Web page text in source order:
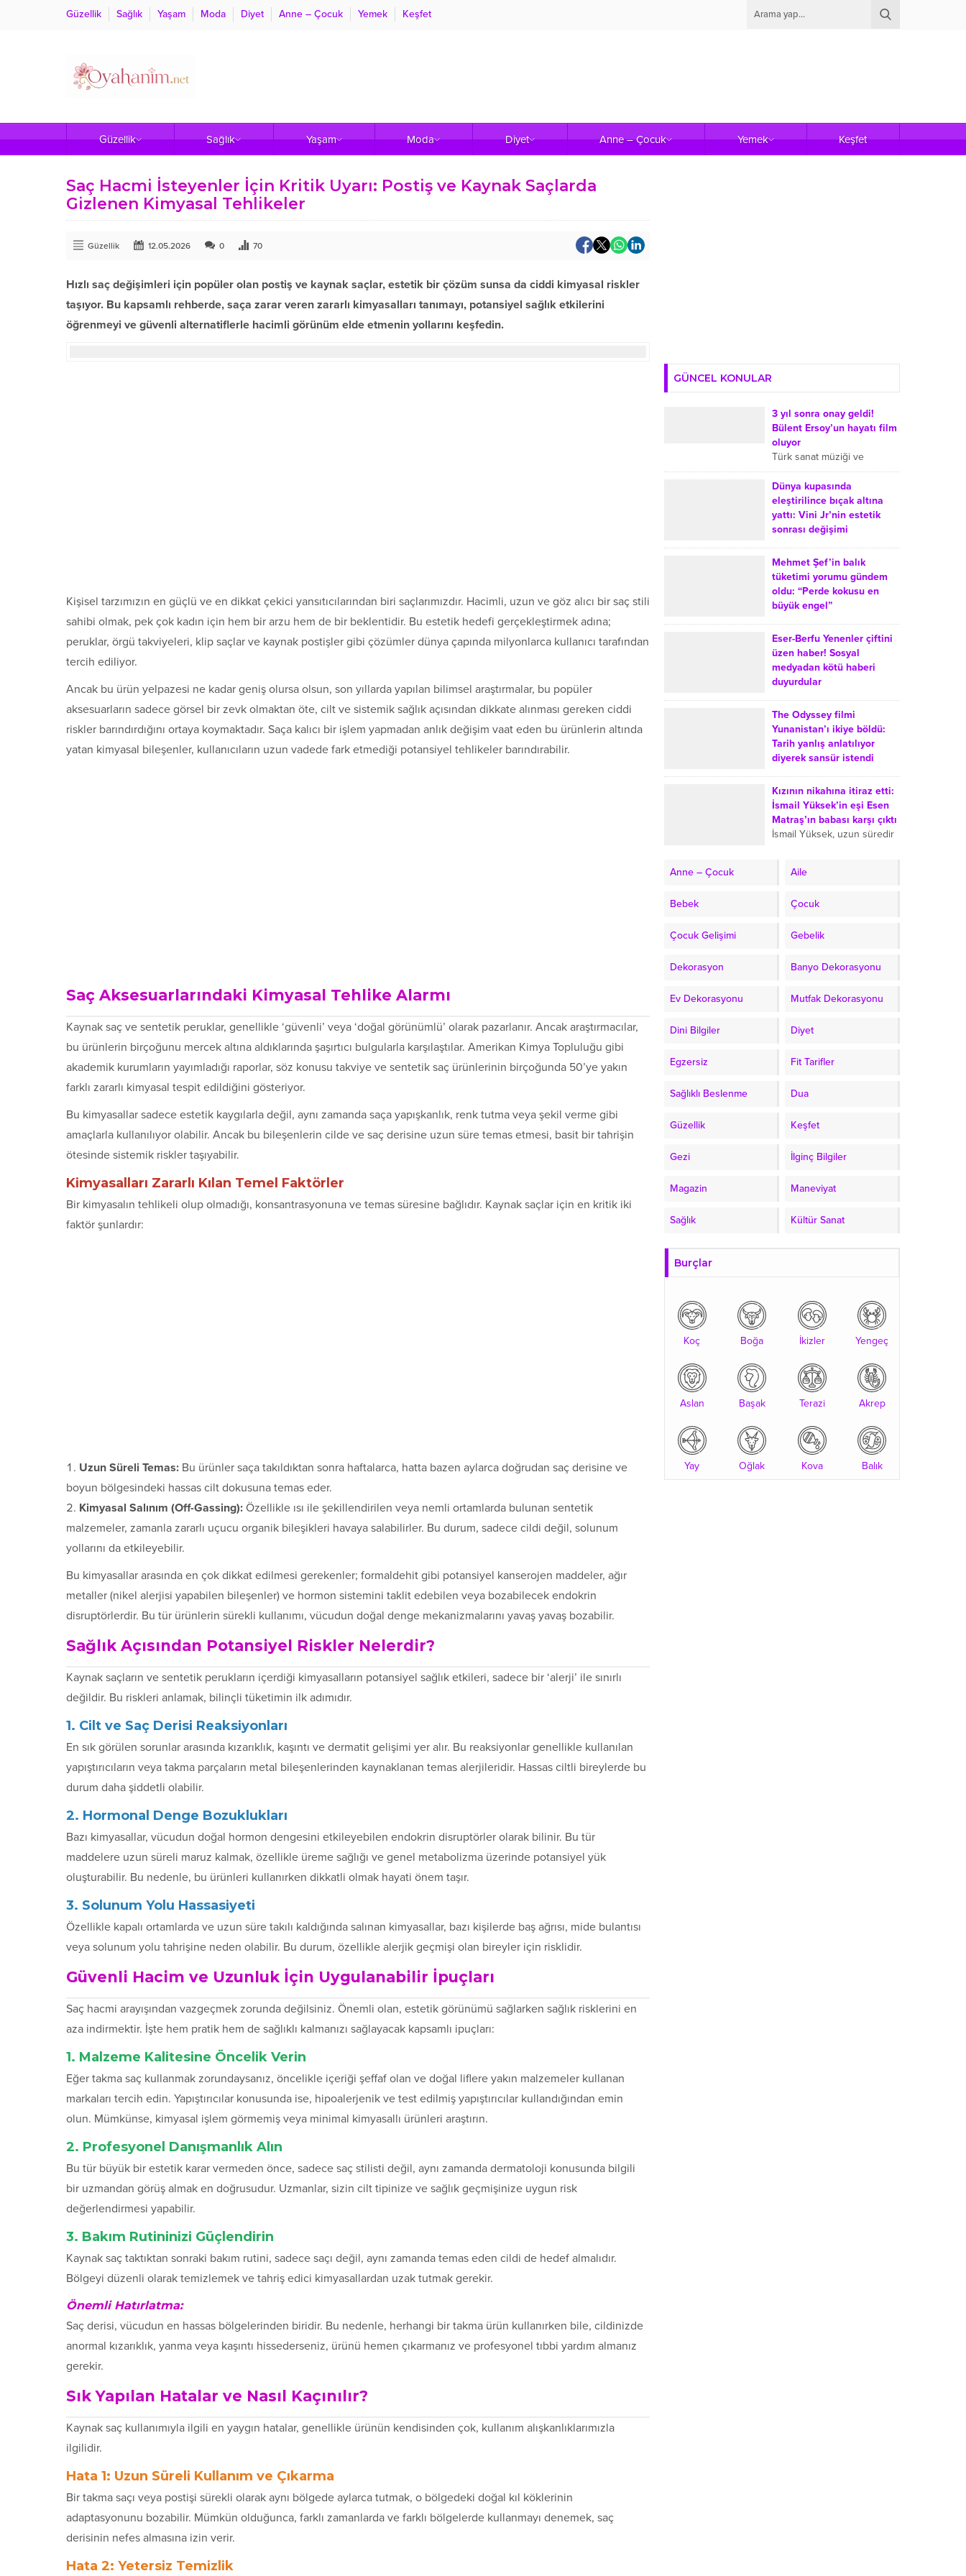
Güzellik Sağlık Yaşam Moda Diyet Anne – Çocuk Yemek Keşfet
Güzellik Sağlık Yaşam Moda Diyet Anne – Çocuk Yemek Keşfet
Saç Hacmi İsteyenler İçin Kritik Uyarı: Postiş ve Kaynak Saçlarda
Gizlenen Kimyasal Tehlikeler
Güzellik 12.05.2026 0 70
Hızlı saç değişimleri için popüler olan postiş ve kaynak saçlar, estetik bir çözüm sunsa da ciddi kimyasal riskler
taşıyor. Bu kapsamlı rehberde, saça zarar veren zararlı kimyasalları tanımayı, potansiyel sağlık etkilerini
öğrenmeyi ve güvenli alternatiflerle hacimli görünüm elde etmenin yollarını keşfedin.
Kişisel tarzımızın en güçlü ve en dikkat çekici yansıtıcılarından biri saçlarımızdır. Hacimli, uzun ve göz alıcı bir saç stili
sahibi olmak, pek çok kadın için hem bir arzu hem de bir beklentidir. Bu estetik hedefi gerçekleştirmek adına;
peruklar, örgü takviyeleri, klip saçlar ve kaynak postişler gibi çözümler dünya çapında milyonlarca kullanıcı tarafından
tercih ediliyor.
Ancak bu ürün yelpazesi ne kadar geniş olursa olsun, son yıllarda yapılan bilimsel araştırmalar, bu popüler
aksesuarların sadece görsel bir zevk olmaktan öte, cilt ve sistemik sağlık açısından dikkate alınması gereken ciddi
riskler barındırdığını ortaya koymaktadır. Saça kalıcı bir işlem yapmadan anlık değişim vaat eden bu ürünlerin altında
yatan kimyasal bileşenler, kullanıcıların uzun vadede fark etmediği potansiyel tehlikeler barındırabilir.
Saç Aksesuarlarındaki Kimyasal Tehlike Alarmı
Kaynak saç ve sentetik peruklar, genellikle ‘güvenli’ veya ‘doğal görünümlü’ olarak pazarlanır. Ancak araştırmacılar,
bu ürünlerin birçoğunu mercek altına aldıklarında şaşırtıcı bulgularla karşılaştılar. Amerikan Kimya Topluluğu gibi
akademik kurumların yayımladığı raporlar, söz konusu takviye ve sentetik saç ürünlerinin birçoğunda 50’ye yakın
farklı zararlı kimyasal tespit edildiğini gösteriyor.
Bu kimyasallar sadece estetik kaygılarla değil, aynı zamanda saça yapışkanlık, renk tutma veya şekil verme gibi
amaçlarla kullanılıyor olabilir. Ancak bu bileşenlerin cilde ve saç derisine uzun süre temas etmesi, basit bir tahrişin
ötesinde sistemik riskler taşıyabilir.
Kimyasalları Zararlı Kılan Temel Faktörler
Bir kimyasalın tehlikeli olup olmadığı, konsantrasyonuna ve temas süresine bağlıdır. Kaynak saçlar için en kritik iki
faktör şunlardır:
Uzun Süreli Temas: Bu ürünler saça takıldıktan sonra haftalarca, hatta bazen aylarca doğrudan saç derisine ve
boyun bölgesindeki hassas cilt dokusuna temas eder.
Kimyasal Salınım (Off-Gassing): Özellikle ısı ile şekillendirilen veya nemli ortamlarda bulunan sentetik
malzemeler, zamanla zararlı uçucu organik bileşikleri havaya salabilirler. Bu durum, sadece cildi değil, solunum
yollarını da etkileyebilir.
Bu kimyasallar arasında en çok dikkat edilmesi gerekenler; formaldehit gibi potansiyel kanserojen maddeler, ağır
metaller (nikel alerjisi yapabilen bileşenler) ve hormon sistemini taklit edebilen veya bozabilecek endokrin
disruptörlerdir. Bu tür ürünlerin sürekli kullanımı, vücudun doğal denge mekanizmalarını yavaş yavaş bozabilir.
Sağlık Açısından Potansiyel Riskler Nelerdir?
Kaynak saçların ve sentetik perukların içerdiği kimyasalların potansiyel sağlık etkileri, sadece bir ‘alerji’ ile sınırlı
değildir. Bu riskleri anlamak, bilinçli tüketimin ilk adımıdır.
1. Cilt ve Saç Derisi Reaksiyonları
En sık görülen sorunlar arasında kızarıklık, kaşıntı ve dermatit gelişimi yer alır. Bu reaksiyonlar genellikle kullanılan
yapıştırıcıların veya takma parçaların metal bileşenlerinden kaynaklanan temas alerjileridir. Hassas ciltli bireylerde bu
durum daha şiddetli olabilir.
2. Hormonal Denge Bozuklukları
Bazı kimyasallar, vücudun doğal hormon dengesini etkileyebilen endokrin disruptörler olarak bilinir. Bu tür
maddelere uzun süreli maruz kalmak, özellikle üreme sağlığı ve genel metabolizma üzerinde potansiyel yük
oluşturabilir. Bu nedenle, bu ürünleri kullanırken dikkatli olmak hayati önem taşır.
3. Solunum Yolu Hassasiyeti
Özellikle kapalı ortamlarda ve uzun süre takılı kaldığında salınan kimyasallar, bazı kişilerde baş ağrısı, mide bulantısı
veya solunum yolu tahrişine neden olabilir. Bu durum, özellikle alerjik geçmişi olan bireyler için risklidir.
Güvenli Hacim ve Uzunluk İçin Uygulanabilir İpuçları
Saç hacmi arayışından vazgeçmek zorunda değilsiniz. Önemli olan, estetik görünümü sağlarken sağlık risklerini en
aza indirmektir. İşte hem pratik hem de sağlıklı kalmanızı sağlayacak kapsamlı ipuçları:
1. Malzeme Kalitesine Öncelik Verin
Eğer takma saç kullanmak zorundaysanız, öncelikle içeriği şeffaf olan ve doğal liflere yakın malzemeler kullanan
markaları tercih edin. Yapıştırıcılar konusunda ise, hipoalerjenik ve test edilmiş yapıştırıcılar kullandığından emin
olun. Mümkünse, kimyasal işlem görmemiş veya minimal kimyasallı ürünleri araştırın.
2. Profesyonel Danışmanlık Alın
Bu tür büyük bir estetik karar vermeden önce, sadece saç stilisti değil, aynı zamanda dermatoloji konusunda bilgili
bir uzmandan görüş almak en doğrusudur. Uzmanlar, sizin cilt tipinize ve sağlık geçmişinize uygun risk
değerlendirmesi yapabilir.
3. Bakım Rutininizi Güçlendirin
Kaynak saç taktıktan sonraki bakım rutini, sadece saçı değil, aynı zamanda temas eden cildi de hedef almalıdır.
Bölgeyi düzenli olarak temizlemek ve tahriş edici kimyasallardan uzak tutmak gerekir.
Önemli Hatırlatma:
Saç derisi, vücudun en hassas bölgelerinden biridir. Bu nedenle, herhangi bir takma ürün kullanırken bile, cildinizde
anormal kızarıklık, yanma veya kaşıntı hissederseniz, ürünü hemen çıkarmanız ve profesyonel tıbbi yardım almanız
gerekir.
Sık Yapılan Hatalar ve Nasıl Kaçınılır?
Kaynak saç kullanımıyla ilgili en yaygın hatalar, genellikle ürünün kendisinden çok, kullanım alışkanlıklarımızla
ilgilidir.
Hata 1: Uzun Süreli Kullanım ve Çıkarma
Bir takma saçı veya postişi sürekli olarak aynı bölgede aylarca tutmak, o bölgedeki doğal kıl köklerinin
adaptasyonunu bozabilir. Mümkün olduğunca, farklı zamanlarda ve farklı bölgelerde kullanmayı denemek, saç
derisinin nefes almasına izin verir.
Hata 2: Yetersiz Temizlik
GÜNCEL KONULAR
3 yıl sonra onay geldi!
Bülent Ersoy’un hayatı film
oluyor
Türk sanat müziği ve
arabeskin sevilen
isimlerinden Bülent Ersoy’un
hayatı sinemaya uyarlanıyor.
Ersoy’un film projesiyle ilgili
süreçte, onayın yaklaşık üç...
Dünya kupasında
eleştirilince bıçak altına
yattı: Vini Jr’nin estetik
sonrası değişimi
Real Madrid’de forma giyen
Brezilyalı futbolcu Vinicius
Junior’ın çene operasyonu
geçirdiği yönündeki haberler
Mehmet Şef’in balık
tüketimi yorumu gündem
oldu: “Perde kokusu en
büyük engel”
sevilen jüri üyesi Mehmet
Yalçınkaya, Türkiye’de
evlerde balık tüketiminin
azalmasına yol açtığını
Eser-Berfu Yenenler çiftini
üzen haber! Sosyal
medyadan kötü haberi
duyurdular
uzak yaşayan Eser Yenenler
ve Berfu Yenenler çifti,
takipçilerini üzen bir
gelişmeyi duyurdu. Berfu
The Odyssey filmi
Yunanistan’ı ikiye böldü:
Tarih yanlış anlatılıyor
diyerek sansür istendi
censored wrong history
request Lina Mendoni Lifo
Renos Charalambides
Oppenheimer 975 million
Kızının nikahına itiraz etti:
İsmail Yüksek’in eşi Esen
Matraş’ın babası karşı çıktı
İsmail Yüksek, uzun süredir
oturdu. Nikahın ardından
olan...
Anne – Çocuk Aile
Bebek Çocuk
Çocuk Gelişimi Gebelik
Dekorasyon Banyo Dekorasyonu
Ev Dekorasyonu Mutfak Dekorasyonu
Dini Bilgiler Diyet
Egzersiz Fit Tarifler
Sağlıklı Beslenme Dua
Güzellik Keşfet
Gezi İlginç Bilgiler
Magazin Maneviyat
Sağlık Kültür Sanat
Burçlar
Koç Boğa İkizler Yengeç
Aslan Başak Terazi Akrep
Yay Oğlak Kova Balık